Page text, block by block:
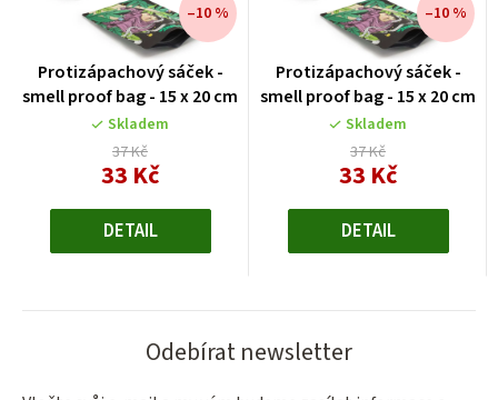
Protizápachový sáček -
smell proof bag - 15 x 20 cm
Skladem
37 Kč
–10 %
33 KčMěrná
DETAIL
Protizápachový sáček -
smell proof bag - 15 x 20 cm
Skladem
37 Kč
–10 %
33 KčMěrná
DETAIL
Odebírat newsletter